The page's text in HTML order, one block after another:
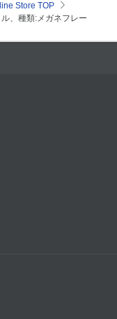
Store TOP
、種類:メガネフレー